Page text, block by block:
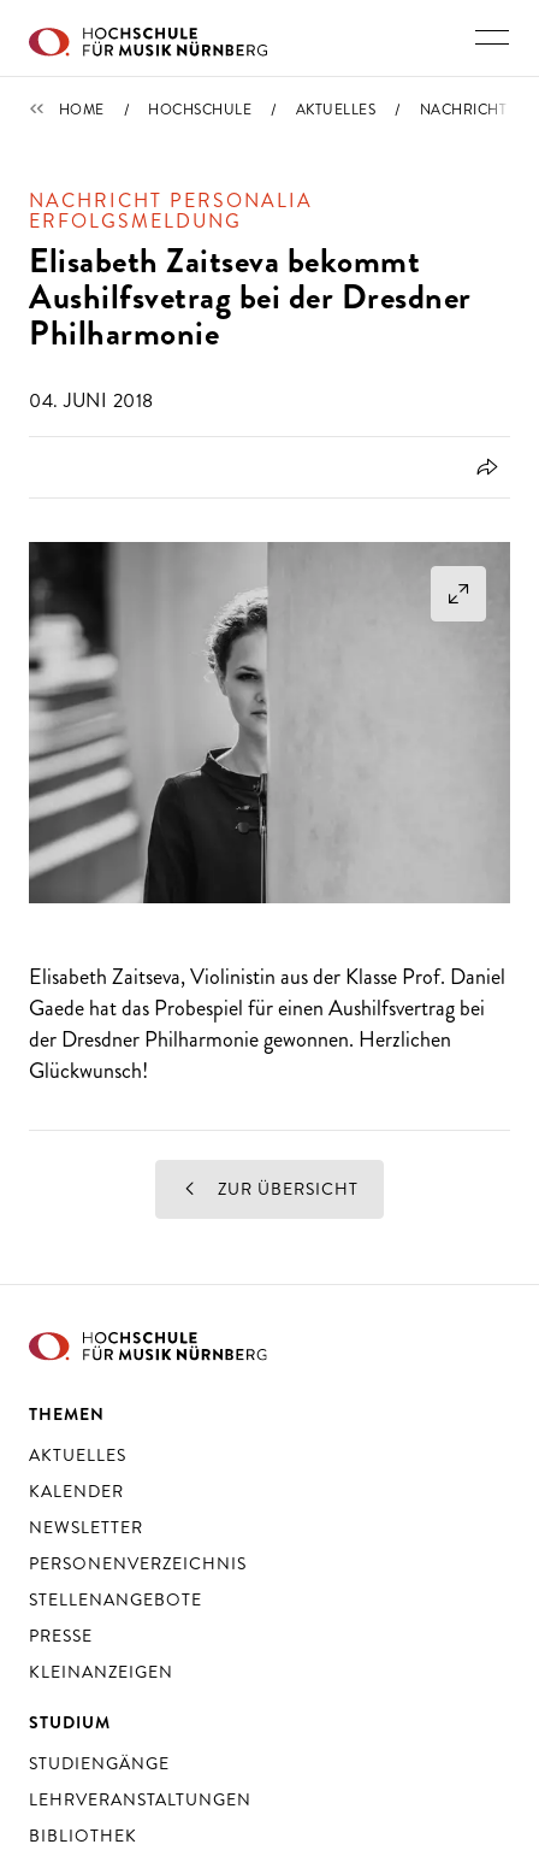
IMPORTIERT
HOME HOCHSCHULE AKTUELLES NACHRICHT
NACHRICHT PERSONALIA
ERFOLGSMELDUNG
Elisabeth Zaitseva bekommt
Aushilfsvetrag bei der Dresdner
Philharmonie
04. JUNI 2018
Elisabeth Zaitseva, Violinistin aus der Klasse Prof. Daniel
Gaede hat das Probespiel für einen Aushilfsvertrag bei
der Dresdner Philharmonie gewonnen. Herzlichen
Glückwunsch!
ZUR ÜBERSICHT
THEMEN
AKTUELLES
KALENDER
NEWSLETTER
PERSONENVERZEICHNIS
STELLENANGEBOTE
PRESSE
KLEINANZEIGEN
STUDIUM
STUDIENGÄNGE
LEHRVERANSTALTUNGEN
BIBLIOTHEK